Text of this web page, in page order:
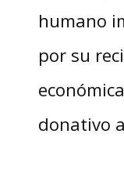
humano
por su
donativo